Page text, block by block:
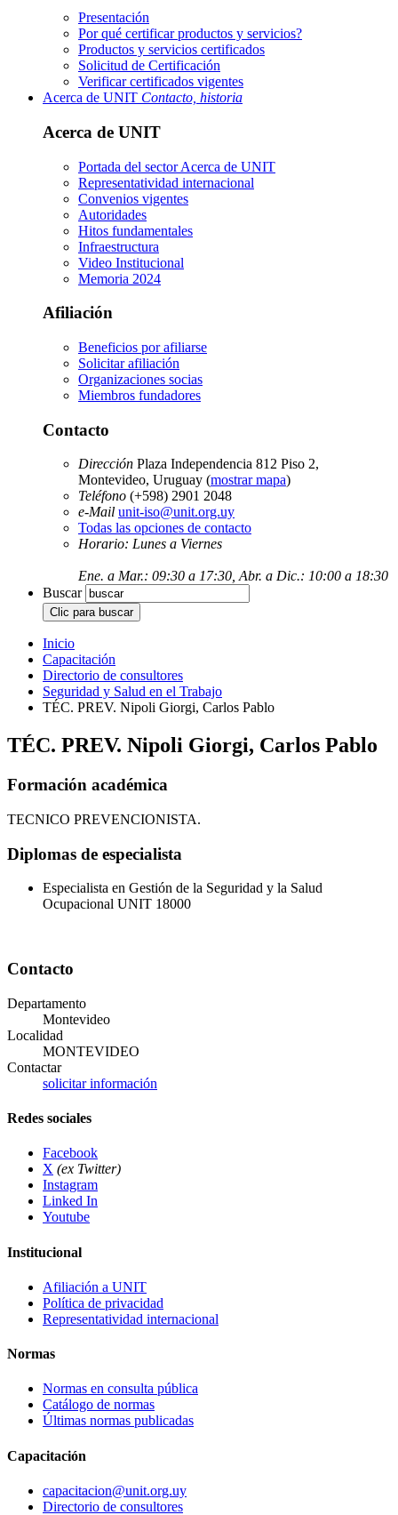
Presentación
Por qué certificar productos y servicios?
Productos y servicios certificados
Solicitud de Certificación
Verificar certificados vigentes
Acerca de UNIT Contacto, historia
Acerca de UNIT
Portada del sectorAcerca de UNIT
Representatividad internacional
Convenios vigentes
Autoridades
Hitos fundamentales
Infraestructura
Video Institucional
Memoria 2024
Afiliación
Beneficios por afiliarse
Solicitar afiliación
Organizaciones socias
Miembros fundadores
Contacto
Dirección Plaza Independencia 812 Piso 2,
Montevideo, Uruguay (mostrar mapa)
Teléfono (+598) 2901 2048
e-Mail unit-iso@unit.org.uy
Todas las opciones de contacto
Horario: Lunes a Viernes
Ene. a Mar.: 09:30 a 17:30, Abr. a Dic.: 10:00 a 18:30
Buscar
Inicio
Capacitación
Directorio de consultores
Seguridad y Salud en el Trabajo
TÉC. PREV. Nipoli Giorgi, Carlos Pablo
TÉC. PREV. Nipoli Giorgi, Carlos Pablo
Formación académica
TECNICO PREVENCIONISTA.
Diplomas de especialista
Especialista en Gestión de la Seguridad y la Salud
Ocupacional UNIT 18000
Contacto
Departamento
Montevideo
Localidad
MONTEVIDEO
Contactar
solicitar información
Redes sociales
Facebook
X (ex Twitter)
Instagram
Linked In
Youtube
Institucional
Afiliación a UNIT
Política de privacidad
Representatividad internacional
Normas
Normas en consulta pública
Catálogo de normas
Últimas normas publicadas
Capacitación
capacitacion@unit.org.uy
Directorio de consultores